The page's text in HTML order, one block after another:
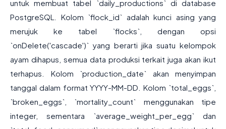
untuk membuat tabel `daily_productions` di database
PostgreSQL. Kolom `flock_id` adalah kunci asing yang
merujuk ke tabel `flocks`, dengan opsi
`onDelete('cascade')` yang berarti jika suatu kelompok
ayam dihapus, semua data produksi terkait juga akan ikut
terhapus. Kolom `production_date` akan menyimpan
tanggal dalam format YYYY-MM-DD. Kolom `total_eggs`,
`broken_eggs`, `mortality_count` menggunakan tipe
integer, sementara `average_weight_per_egg` dan